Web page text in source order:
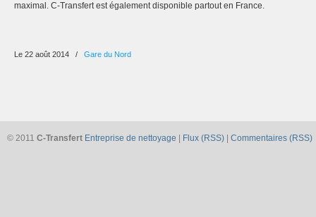
maximal. C-Transfert est également disponible partout en France.
Le 22 août 2014 / Gare du Nord
© 2011 C-Transfert Entreprise de nettoyage Flux (RSS) Commentaires (RSS)